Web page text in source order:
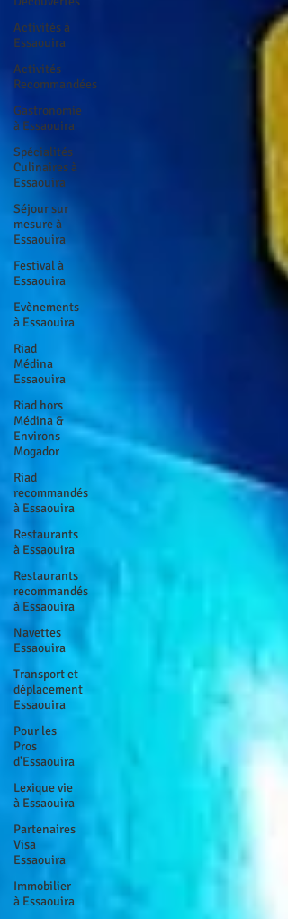
Activités à
Essaouira
Activités
Recommandées
Gastronomie
à Essaouira
Spécialités
Culinaires à
Essaouira
Séjour sur
mesure à
Essaouira
Festival à
Essaouira
Evènements
à Essaouira
Riad
Médina
Essaouira
Riad hors
Médina &
Environs
Mogador
Riad
recommandés
à Essaouira
Restaurants
à Essaouira
Restaurants
recommandés
à Essaouira
Navettes
Essaouira
Transport et
déplacement
Essaouira
Pour les
Pros
d'Essaouira
Lexique vie
à Essaouira
Partenaires
Visa
Essaouira
Immobilier
à Essaouira